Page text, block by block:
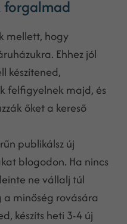
forgalmad
mellett, hogy
Ehhez jól
készítened,
felfigyelnek majd, és
őket a kereső
publikálsz új
blogodon. Ha nincs
ne vállalj túl
minőség rovására
készíts heti 3-4 új